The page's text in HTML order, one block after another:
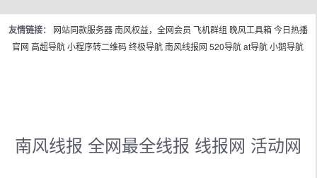
友情链接： 网站同款服务器 南风权益，全网会员 飞机群组 晚风工具箱 今日热播
官网 高超导航小程序转二维码终极导航南风线报网 520导航at导航小鹅导航
南风线报 全网最全线报 线报网 活动网